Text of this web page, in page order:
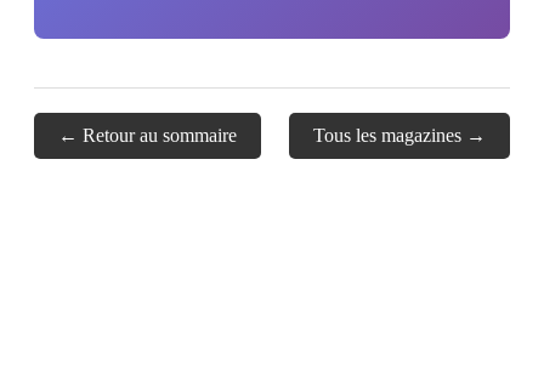
← Retour au sommaire Tous les magazines →